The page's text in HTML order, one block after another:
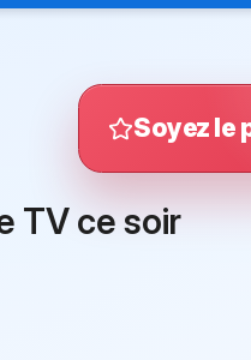
Soyez le
TV ce soir